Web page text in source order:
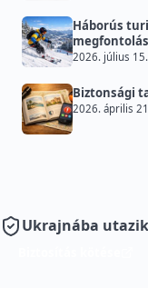
Háborús
2026. július 15.
Biztonsági
2026. április
Ukrajnába